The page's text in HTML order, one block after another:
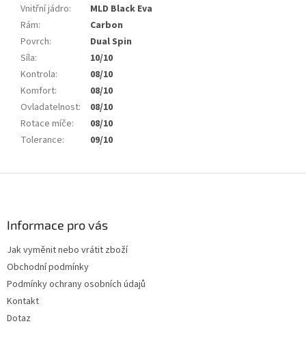
Vnitřní jádro:
MLD Black Eva
Rám:
Carbon
Povrch:
Dual Spin
Síla:
10/10
Kontrola:
08/10
Komfort:
08/10
Ovladatelnost:
08/10
Rotace míče:
08/10
Tolerance: 09/10
Informace pro vás
Jak vyměnit nebo vrátit zboží
Obchodní podmínky
Podmínky ochrany osobních údajů
Kontakt
Dotaz